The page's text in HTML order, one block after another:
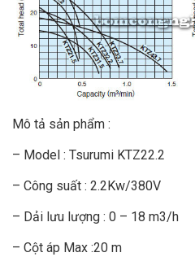
Mô tả sản phẩm :
– Model : Tsurumi KTZ22.2
– Công suất : 2.2Kw/380V
– Dải lưu lượng : 0 – 18 m3/h
– Cột áp Max :20 m